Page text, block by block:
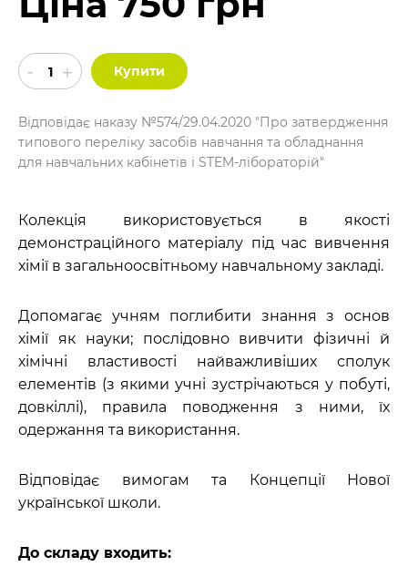
Купити
Відповідає наказу №574/29.04.2020 "Про затвердження
типового переліку засобів навчання та обладнання
для навчальних кабінетів і STEM-лібораторій"
Колекція використовується в якості
демонстраційного матеріалу під час вивчення
хімії в загальноосвітньому навчальному закладі.
Допомагає учням поглибити знання з основ
хімії як науки; послідовно вивчити фізичні й
хімічні властивості найважливіших сполук
елементів (з якими учні зустрічаються у побуті,
довкіллі), правила поводження з ними, їх
одержання та використання.
Відповідає вимогам та Концепції Нової
української школи.
До складу входить: